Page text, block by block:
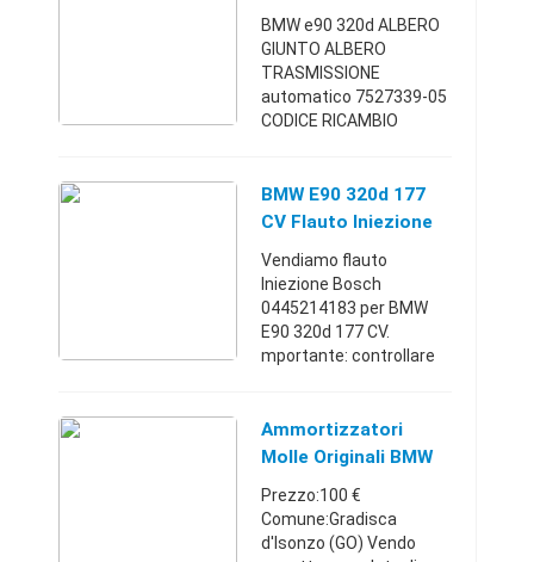
TRASMISSIONE
7527339-05
BMW e90 320d ALBERO
GIUNTO ALBERO
TRASMISSIONE
automatico 7527339-05
CODICE RICAMBIO
stato usato un oggetto
con alcuni segni di
all'us ...
BMW E90 320d 177
CV Flauto Iniezione
Bosch 0445214183
Vendiamo flauto
Iniezione Bosch
0445214183 per BMW
E90 320d 177 CV.
mportante: controllare
si tratta di ricambi usati
in buone condizioni foto
Ammortizzatori
Molle Originali BMW
E90 320d 2006
Prezzo:100 €
Comune:Gradisca
d'Isonzo (GO) Vendo